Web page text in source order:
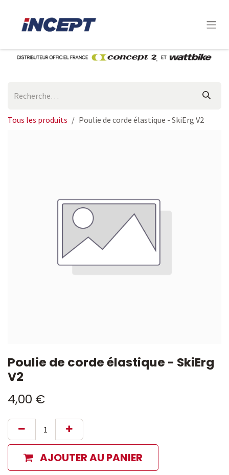
Tous les produits Poulie de corde élastique - SkiErg V2
Poulie de corde élastique - SkiErg
V2
4,00 €
AJOUTER AU PANIER